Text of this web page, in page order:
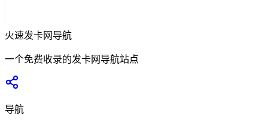
火速发卡网导航
一个免费收录的发卡网导航站点
导航